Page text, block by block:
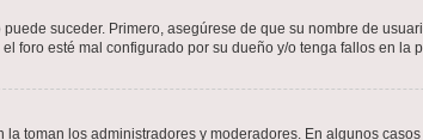
suceder. Primero, asegúrese de que su nombre de
foro esté mal configurado por su dueño y/o tenga fallos en la
la toman los administradores y moderadores. En algunos